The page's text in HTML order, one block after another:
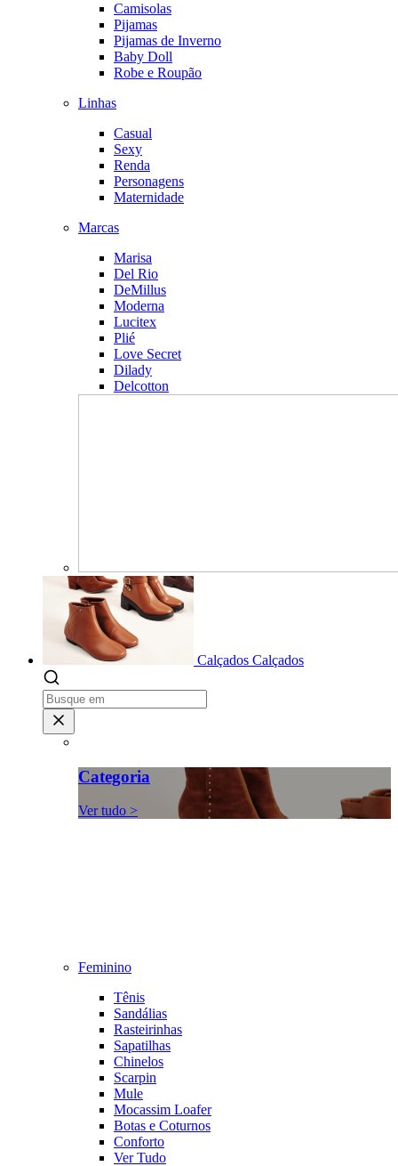
Camisolas
Pijamas
Pijamas de Inverno
Baby Doll
Robe e Roupão
Linhas
Casual
Sexy
Renda
Personagens
Maternidade
Marcas
Marisa
Del Rio
DeMillus
Moderna
Lucitex
Plié
Love Secret
Dilady
Delcotton
Calçados Calçados
Categoria
Ver tudo >
Feminino
Tênis
Sandálias
Rasteirinhas
Sapatilhas
Chinelos
Scarpin
Mule
Mocassim Loafer
Botas e Coturnos
Conforto
Ver Tudo